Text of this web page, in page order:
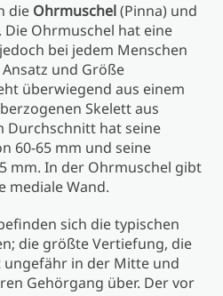
die Ohrmuschel(Pinna) und
. Die Ohrmuschel hat eine
bei jedem Menschen
und Größe
überwiegend aus einem
Skelett aus
Durchschnitt hat seine
60-65 mm und seine
mm. In der Ohrmuschel gibt
mediale Wand.
sich die typischen
die größte Vertiefung, die
in der Mitte und
Gehörgang über. Der vor